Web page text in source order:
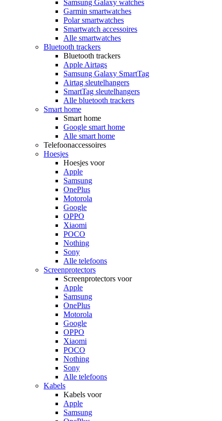
Samsung Galaxy watches
Garmin smartwatches
Polar smartwatches
Smartwatch accessoires
Alle smartwatches
Bluetooth trackers
Bluetooth trackers
Apple Airtags
Samsung Galaxy SmartTag
Airtag sleutelhangers
SmartTag sleutelhangers
Alle bluetooth trackers
Smart home
Smart home
Google smart home
Alle smart home
Telefoonaccessoires
Hoesjes
Hoesjes voor
Apple
Samsung
OnePlus
Motorola
Google
OPPO
Xiaomi
POCO
Nothing
Sony
Alle telefoons
Screenprotectors
Screenprotectors voor
Apple
Samsung
OnePlus
Motorola
Google
OPPO
Xiaomi
POCO
Nothing
Sony
Alle telefoons
Kabels
Kabels voor
Apple
Samsung